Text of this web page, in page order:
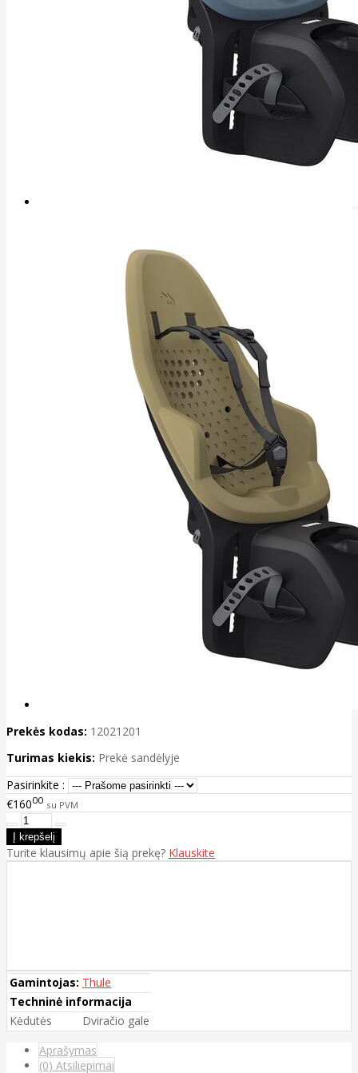
Prekės kodas: 12021201
Turimas kiekis: Prekė sandėlyje
Pasirinkite :
€16000 su PVM
Turite klausimų apie šią prekę? Klauskite
Gamintojas: Thule
Techninė informacija
Kėdutės
Dviračio gale
Aprašymas
(0) Atsiliepimai